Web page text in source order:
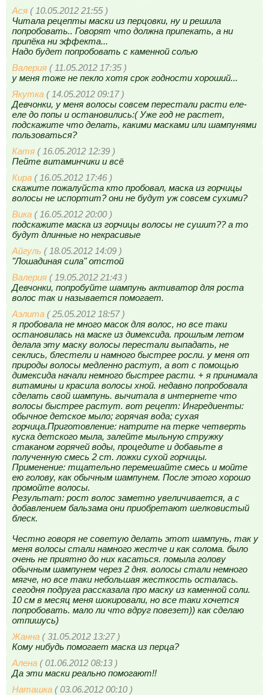
Ася ( 10.05.2012 21:55 )
Читала рецепты маски из перцовки, ну и решила
попробовать.. Говорят что должна припекать, а ни
припёка ни эффекта...
Надо будет попробовать с каменной солью
Валерия ( 11.05.2012 17:35 )
у меня тоже не пекло хотя срок годности хороший...
Якутка ( 14.05.2012 09:17 )
Девчонки, у меня волосы совсем перестали расти еле-
еле до попы и остановились:( Уже год не растет,
подскажите что делать, какими масками или шампунями
пользоваться?
Катя ( 16.05.2012 12:39 )
Пейте витаминчики и всё
Кира ( 16.05.2012 17:46 )
скажите пожалуйста кто пробовал, маска из горчицы
волосы не испортит? они не будут уж совсем сухими?
Вика ( 16.05.2012 20:00 )
подскажите маска из горчицы волосы не сушит?? а то
будут длинные но некрасивые
Айгуль ( 18.05.2012 14:09 )
"Лошадиная сила" отстой
Валерия ( 19.05.2012 21:43 )
Девчонки, попробуйте шампунь активатор для роста
волос так и называется помогает.
Аэлита ( 25.05.2012 18:57 )
я пробовала не много масок для волос, но все таки
остановилась на маске из димексида. прошлым летом
делала эту маску волосы перестали выпадать, не
секлись, блестели и намного быстрее росли. у меня от
природы волосы медленно растут, а вот с помощью
димексида начали немного быстрее расти. + я принимала
витамины и красила волосы хной. недавно попробовала
сделать свой шампунь. вычитала в интернете что
волосы быстрее растут. вот рецепт: Ингредиенты:
обычное детское мыло; горячая вода; сухая
горчица.Приготовление: натрите на терке четверть
куска детского мыла, залейте мыльную стружку
стаканом горячей воды, процедите и добавьте в
полученную смесь 2 ст. ложки сухой горчицы.
Применение: тщательно перемешайте смесь и мойте
ею голову, как обычным шампунем. После этого хорошо
промойте волосы.
Результат: рост волос заметно увеличивается, а с
добавлением бальзама они приобретают шелковистый
блеск.
Честно говоря не советую делать этот шампунь, так у
меня волосы стали намного жестче и как солома. было
очень не приятно до них касаться. помыла голову
обычным шампунем через 2 дня. волосы стали немного
мягче, но все таки небольшая жесткость осталась.
сегодня подруга рассказала про маску из каменной соли.
10 см в месяц меня шокировали, но все таки хочется
попробовать. мало ли что вдруг повезет)) как сделаю
отпишусь)
Жанна ( 31.05.2012 13:27 )
Кому нибудь помогает маска из перца?
Алена ( 01.06.2012 08:13 )
Да эти маски реально помогают!!
Наташка ( 03.06.2012 00:10 )